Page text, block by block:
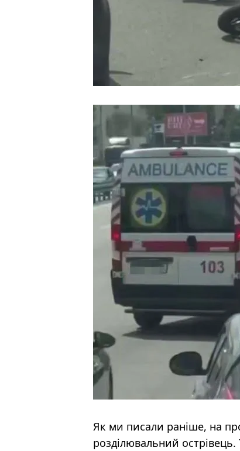
Як ми писали раніше, на
розділювальний